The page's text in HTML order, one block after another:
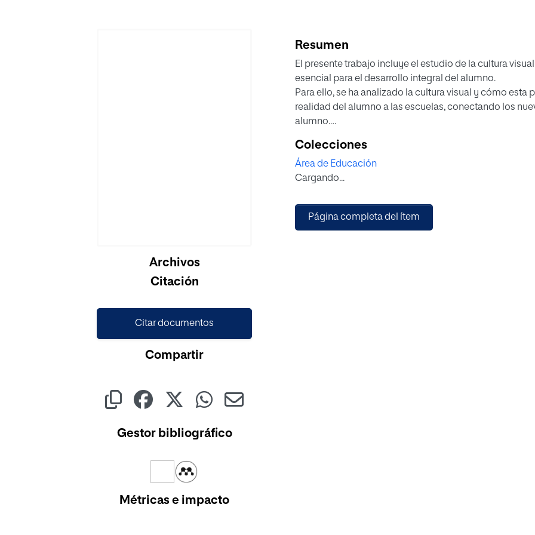
Cargando...Archivos
Citación
Citar documentos
Compartir
Gestor bibliográfico
Métricas e impacto
Resumen
El presente trabajo incluye el estudio de la cultura
esencial para el desarrollo integral del alumno.
Para ello, se ha analizado la cultura visual y cómo esta
realidad del alumno a las escuelas, conectando los
alumno.
de unidad didáctica. Para su desarrollo, se ha elegido
alimentaria, por dos cuestiones básicas: La publicidad
rodea al alumno y dentro de ella, la publicidad infantil
Es por ello necesario dotar al alumno de las
crítica los mensajes publicitarios a los que se expone.
Colecciones
Área de Educación
Cargando...
Página completa del ítem